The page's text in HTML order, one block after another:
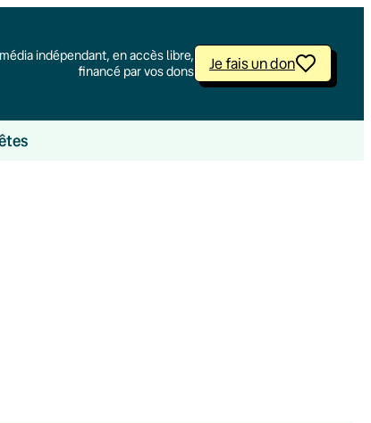
indépendant, en accès libre,
financé par vos dons
Je fais un don